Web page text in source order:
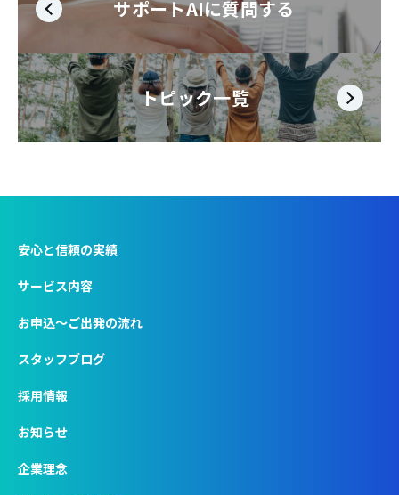
サポートAIに質問する
トピック一覧
安心と信頼の実績
サービス内容
お申込〜ご出発の流れ
スタッフブログ
採用情報
お知らせ
企業理念